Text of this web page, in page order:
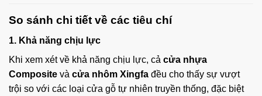
So sánh chi tiết về các tiêu chí
1. Khả năng chịu lực
Khi xem xét về khả năng chịu lực, cả cửa nhựa
Composite và cửa nhôm Xingfa đều cho thấy sự vượt
trội so với các loại cửa gỗ tự nhiên truyền thống, đặc biệt